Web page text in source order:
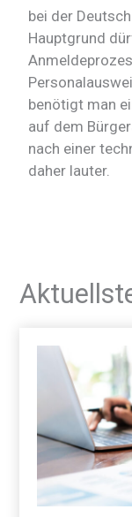
bei der
Hauptgrund
benötigt man
auf dem
nach einer
daher lauter.